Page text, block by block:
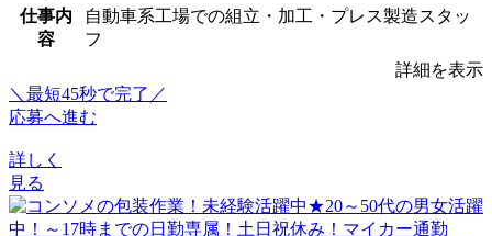
仕事内
容
自動車系工場での組立・加工・プレス製造スタッ
フ
詳細を表示
＼最短45秒で完了／
応募へ進む
詳しく
見る